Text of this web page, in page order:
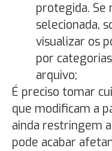
protegida. Se
selecionada,
visualizar os
por
arquivo;
É preciso tomar
que modificam a
ainda restringem
pode acabar